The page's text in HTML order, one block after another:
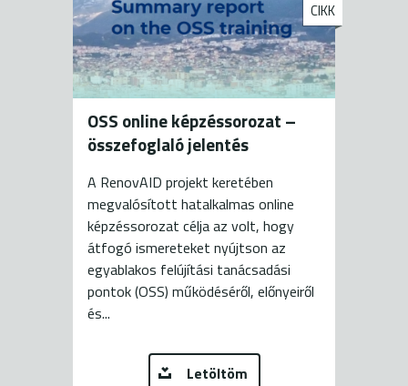
CIKK
OSS online képzéssorozat –
összefoglaló jelentés
A RenovAID projekt keretében
megvalósított hatalkalmas online
képzéssorozat célja az volt, hogy
átfogó ismereteket nyújtson az
egyablakos felújítási tanácsadási
pontok (OSS) működéséről, előnyeiről
és...
Letöltöm